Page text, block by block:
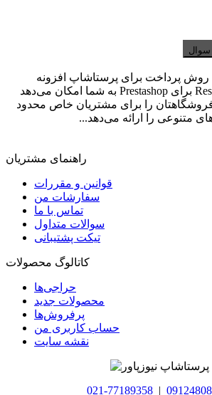
روش پرداخت برای پرستاشاپ افزونه
Restrict Payment Methods برای Prestashop به شما امکان می‌دهد
را برای مشتریان خاص محدود
متنوعی را ارائه می‌دهد...
راهنمای مشتریان
قوانین و مقررات
سفارشات من
تماس با ما
سوالات متداول
تیکت پشتیبانی
کاتالوگ محصولات
حراجی‌ها
محصولات جدید
پرفروش‌ها
حساب کاربری من
نقشه سایت
021-77189358 |